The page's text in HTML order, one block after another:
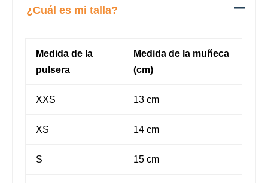
¿Cuál es mi talla?
Medida de la
pulsera
Medida de la muñeca
(cm)
XXS 13 cm
XS 14 cm
S 15 cm